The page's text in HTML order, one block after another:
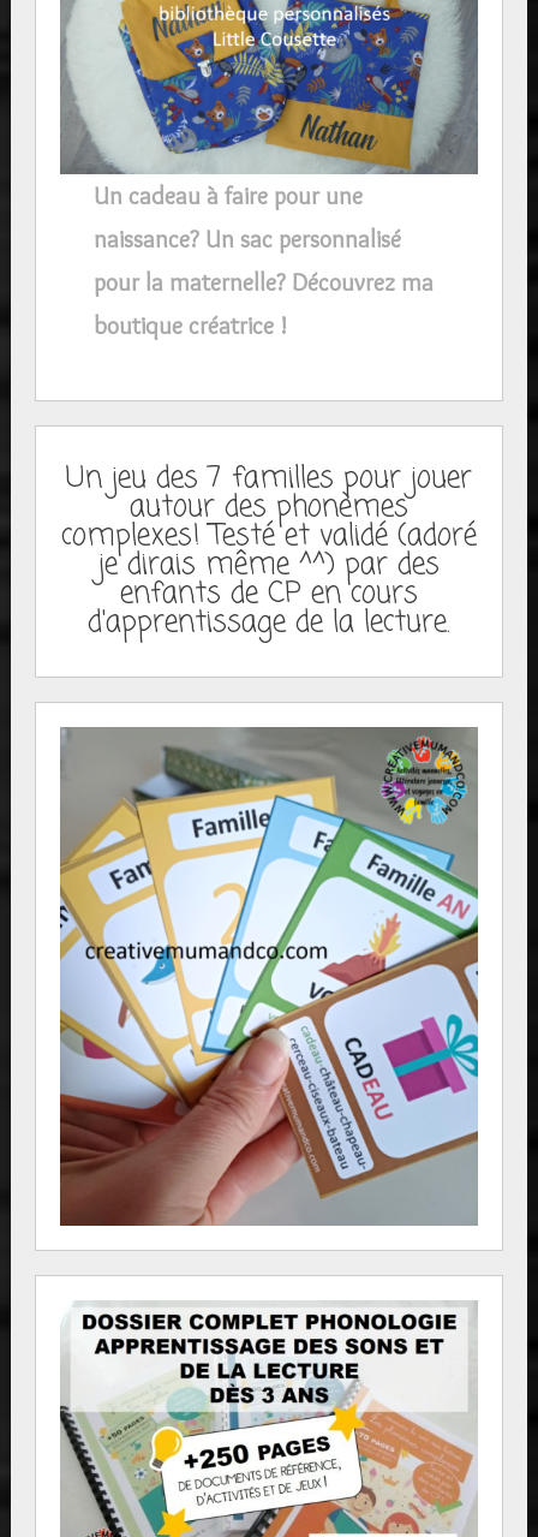
Un cadeau à faire pour une
naissance? Un sac personnalisé
pour la maternelle? Découvrez ma
boutique créatrice !
Un jeu des 7 familles pour jouer
autour des phonèmes
complexes! Testé et validé (adoré
je dirais même ^^) par des
enfants de CP en cours
d'apprentissage de la lecture.